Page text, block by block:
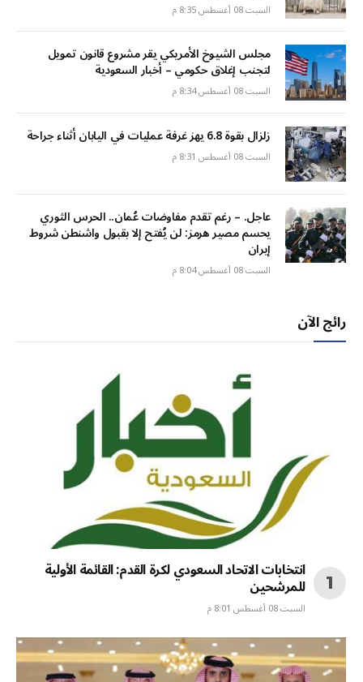
السبت 08 أغسطس 8:35 م
مجلس الشيوخ الأمريكي يقر مشروع قانون تمويل
لتجنب إغلاق حكومي – أخبار السعودية
السبت 08 أغسطس 8:34 م
زلزال بقوة 6.8 يهز غرفة عمليات في اليابان أثناء جراحة
السبت 08 أغسطس 8:31 م
عاجل. – رغم تقدم مفاوضات عُمان.. الحرس الثوري
يحسم مصير هرمز: لن يُفتح إلا بقبول واشنطن شروط
إيران
السبت 08 أغسطس 8:04 م
رائج الآن
انتخابات الاتحاد السعودي لكرة القدم: القائمة الأولية
للمرشحين
السبت 08 أغسطس 8:01 م